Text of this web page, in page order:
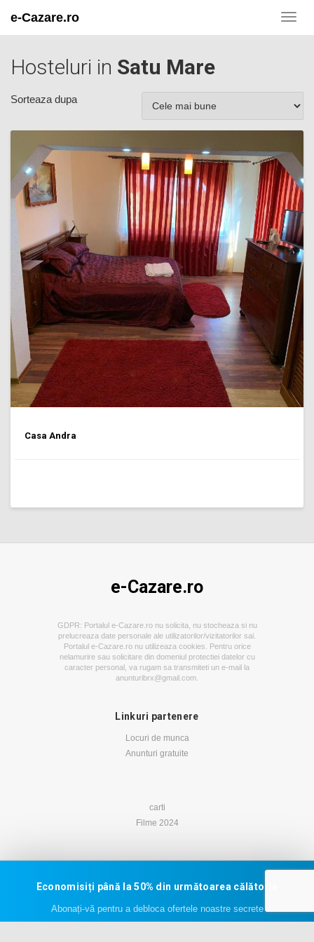
e-Cazare.ro
Hosteluri in Satu Mare
Sorteaza dupa
Casa Andra
e-Cazare.ro
GDPR: Portalul e-Cazare.ro nu solicita, nu stocheaza si nu
prelucreaza date personale ale utilizatorilor/vizitatorilor sai.
Portalul e-Cazare.ro nu utilizeaza cookies. Pentru orice
nelamurire sau solicitare din domeniul protectiei datelor cu
caracter personal, va rugam sa transmiteti un e-mail la
anunturibrx@gmail.com
Linkuri partenere
Locuri de munca
Anunturi gratuite
carti
Filme 2024
Economisiți până la 50% din următoarea călătorie
Abonați-vă pentru a debloca ofertele noastre secrete